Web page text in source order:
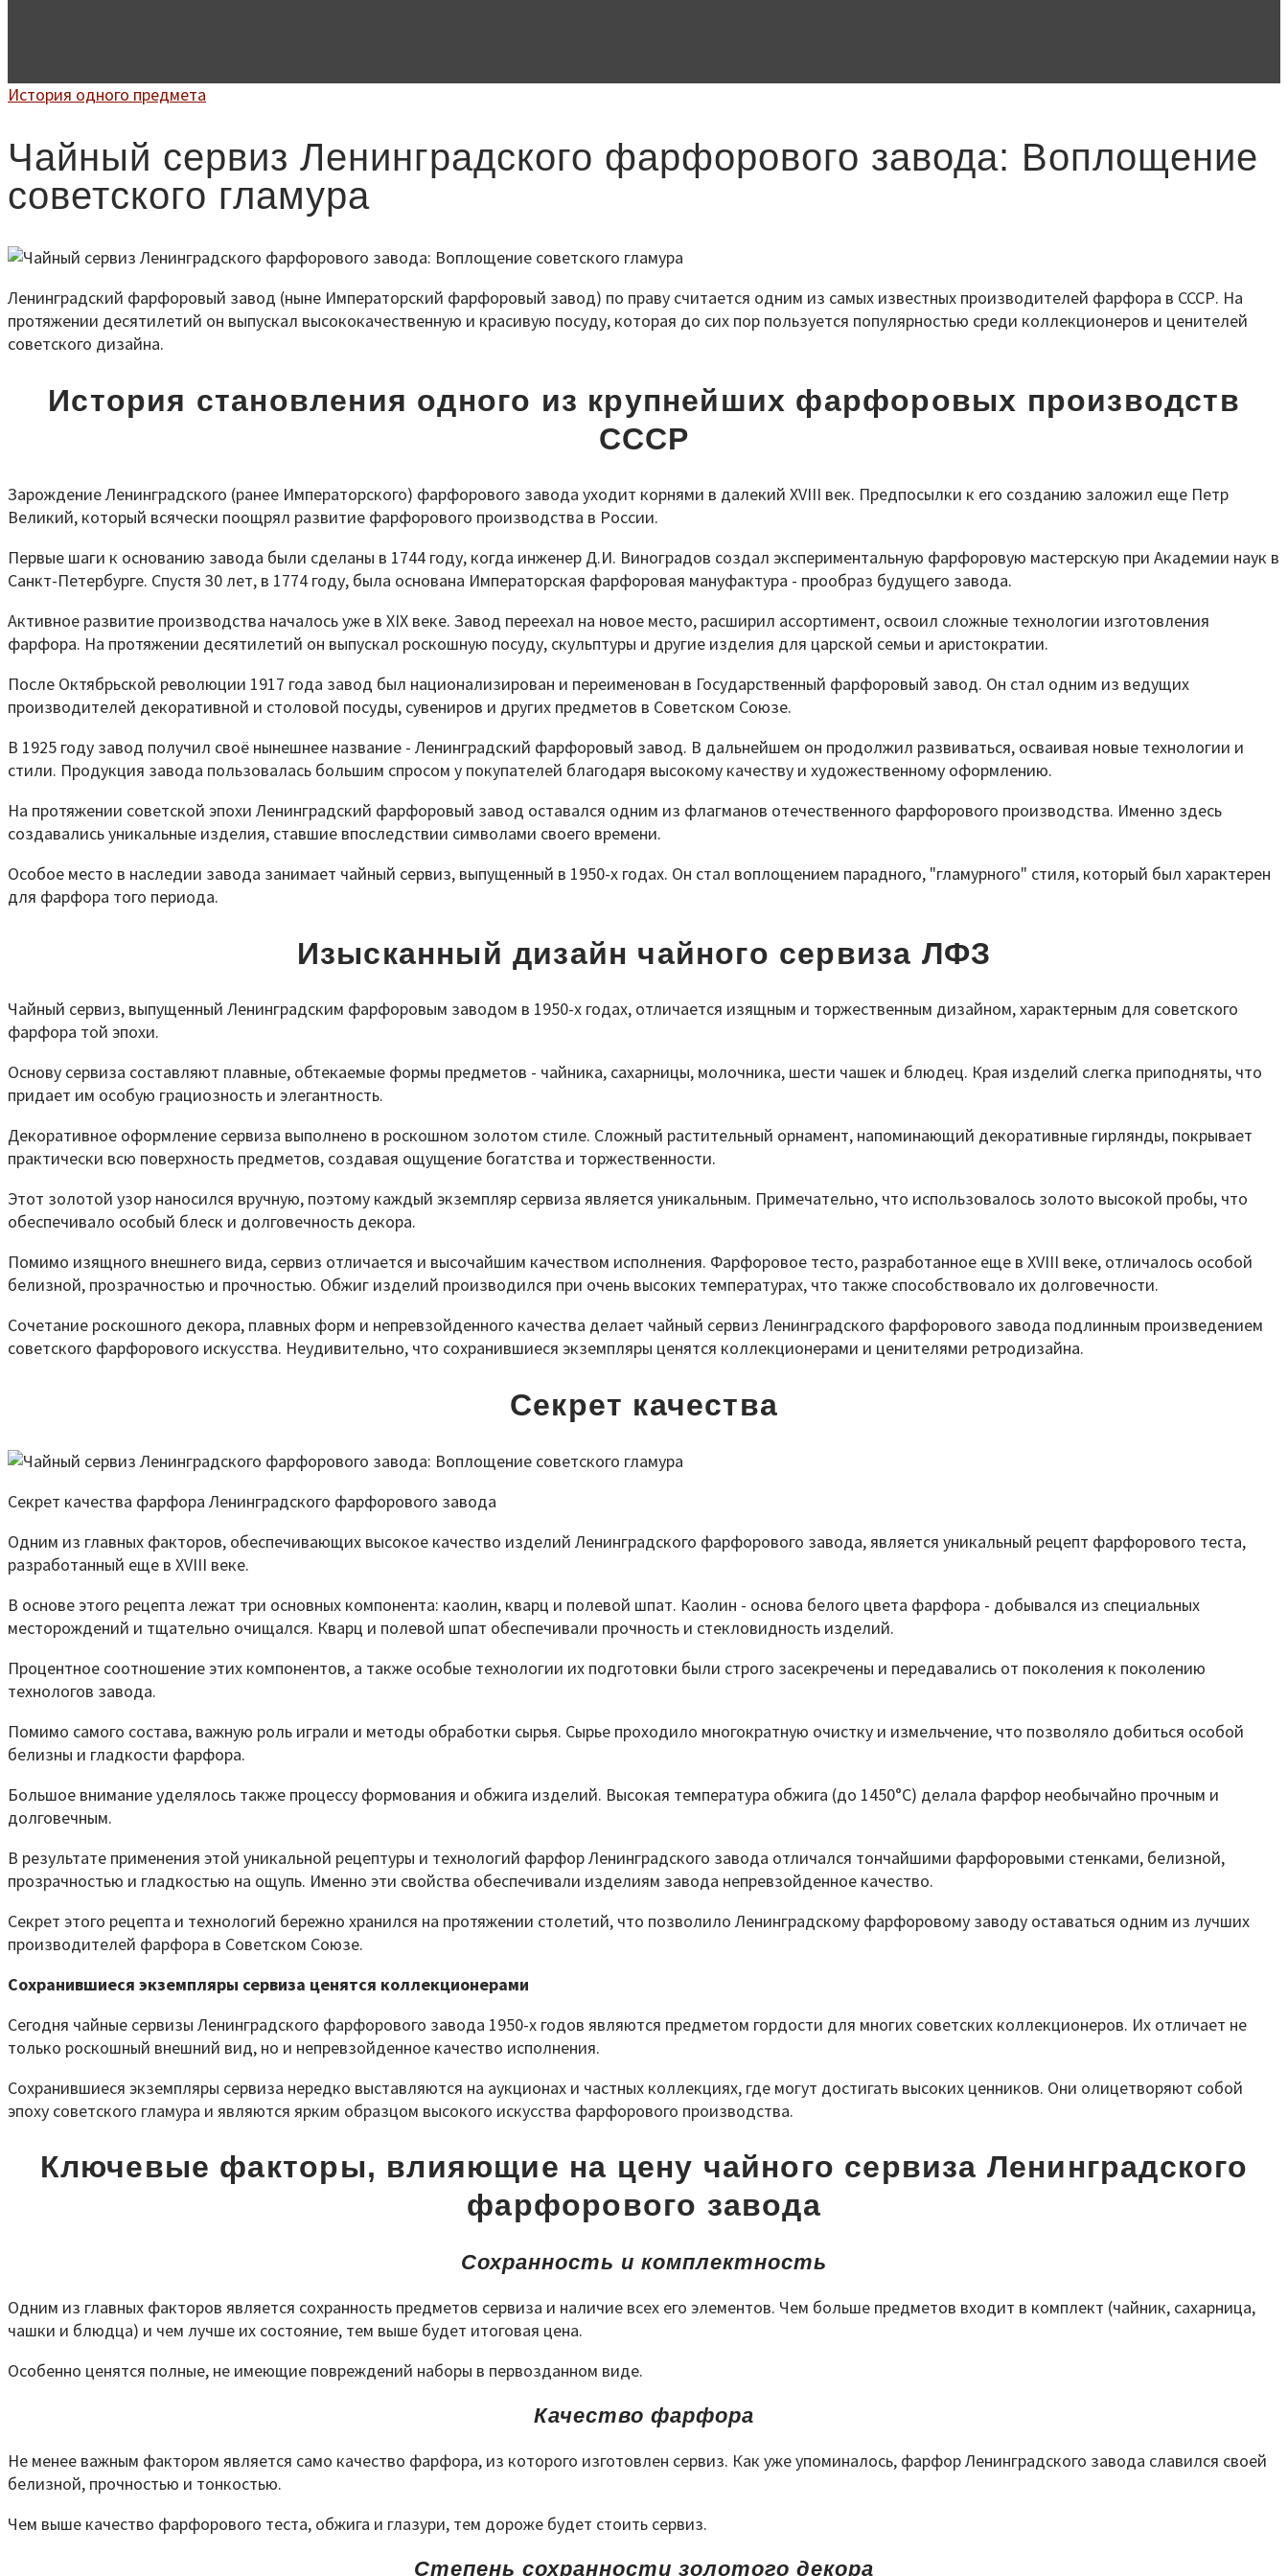
История одного предмета
Чайный сервиз Ленинградского фарфорового завода: Воплощение
советского гламура
Ленинградский фарфоровый завод (ныне Императорский фарфоровый завод) по праву считается одним из самых известных производителей фарфора в СССР. На
протяжении десятилетий он выпускал высококачественную и красивую посуду, которая до сих пор пользуется популярностью среди коллекционеров и ценителей
советского дизайна.
История становления одного из крупнейших фарфоровых производств
СССР
Зарождение Ленинградского (ранее Императорского) фарфорового завода уходит корнями в далекий XVIII век. Предпосылки к его созданию заложил еще Петр
Великий, который всячески поощрял развитие фарфорового производства в России.
Первые шаги к основанию завода были сделаны в 1744 году, когда инженер Д.И. Виноградов создал экспериментальную фарфоровую мастерскую при Академии наук в
Санкт-Петербурге. Спустя 30 лет, в 1774 году, была основана Императорская фарфоровая мануфактура - прообраз будущего завода.
Активное развитие производства началось уже в XIX веке. Завод переехал на новое место, расширил ассортимент, освоил сложные технологии изготовления
фарфора. На протяжении десятилетий он выпускал роскошную посуду, скульптуры и другие изделия для царской семьи и аристократии.
После Октябрьской революции 1917 года завод был национализирован и переименован в Государственный фарфоровый завод. Он стал одним из ведущих
производителей декоративной и столовой посуды, сувениров и других предметов в Советском Союзе.
В 1925 году завод получил своё нынешнее название - Ленинградский фарфоровый завод. В дальнейшем он продолжил развиваться, осваивая новые технологии и
стили. Продукция завода пользовалась большим спросом у покупателей благодаря высокому качеству и художественному оформлению.
На протяжении советской эпохи Ленинградский фарфоровый завод оставался одним из флагманов отечественного фарфорового производства. Именно здесь
создавались уникальные изделия, ставшие впоследствии символами своего времени.
Особое место в наследии завода занимает чайный сервиз, выпущенный в 1950-х годах. Он стал воплощением парадного, "гламурного" стиля, который был характерен
для фарфора того периода.
Изысканный дизайн чайного сервиза ЛФЗ
Чайный сервиз, выпущенный Ленинградским фарфоровым заводом в 1950-х годах, отличается изящным и торжественным дизайном, характерным для советского
фарфора той эпохи.
Основу сервиза составляют плавные, обтекаемые формы предметов - чайника, сахарницы, молочника, шести чашек и блюдец. Края изделий слегка приподняты, что
придает им особую грациозность и элегантность.
Декоративное оформление сервиза выполнено в роскошном золотом стиле. Сложный растительный орнамент, напоминающий декоративные гирлянды, покрывает
практически всю поверхность предметов, создавая ощущение богатства и торжественности.
Этот золотой узор наносился вручную, поэтому каждый экземпляр сервиза является уникальным. Примечательно, что использовалось золото высокой пробы, что
обеспечивало особый блеск и долговечность декора.
Помимо изящного внешнего вида, сервиз отличается и высочайшим качеством исполнения. Фарфоровое тесто, разработанное еще в XVIII веке, отличалось особой
белизной, прозрачностью и прочностью. Обжиг изделий производился при очень высоких температурах, что также способствовало их долговечности.
Сочетание роскошного декора, плавных форм и непревзойденного качества делает чайный сервиз Ленинградского фарфорового завода подлинным произведением
советского фарфорового искусства. Неудивительно, что сохранившиеся экземпляры ценятся коллекционерами и ценителями ретродизайна.
Секрет качества
Секрет качества фарфора Ленинградского фарфорового завода
Одним из главных факторов, обеспечивающих высокое качество изделий Ленинградского фарфорового завода, является уникальный рецепт фарфорового теста,
разработанный еще в XVIII веке.
В основе этого рецепта лежат три основных компонента: каолин, кварц и полевой шпат. Каолин - основа белого цвета фарфора - добывался из специальных
месторождений и тщательно очищался. Кварц и полевой шпат обеспечивали прочность и стекловидность изделий.
Процентное соотношение этих компонентов, а также особые технологии их подготовки были строго засекречены и передавались от поколения к поколению
технологов завода.
Помимо самого состава, важную роль играли и методы обработки сырья. Сырье проходило многократную очистку и измельчение, что позволяло добиться особой
белизны и гладкости фарфора.
Большое внимание уделялось также процессу формования и обжига изделий. Высокая температура обжига (до 1450°C) делала фарфор необычайно прочным и
долговечным.
В результате применения этой уникальной рецептуры и технологий фарфор Ленинградского завода отличался тончайшими фарфоровыми стенками, белизной,
прозрачностью и гладкостью на ощупь. Именно эти свойства обеспечивали изделиям завода непревзойденное качество.
Секрет этого рецепта и технологий бережно хранился на протяжении столетий, что позволило Ленинградскому фарфоровому заводу оставаться одним из лучших
производителей фарфора в Советском Союзе.
Сохранившиеся экземпляры сервиза ценятся коллекционерами
Сегодня чайные сервизы Ленинградского фарфорового завода 1950-х годов являются предметом гордости для многих советских коллекционеров. Их отличает не
только роскошный внешний вид, но и непревзойденное качество исполнения.
Сохранившиеся экземпляры сервиза нередко выставляются на аукционах и частных коллекциях, где могут достигать высоких ценников. Они олицетворяют собой
эпоху советского гламура и являются ярким образцом высокого искусства фарфорового производства.
Ключевые факторы, влияющие на цену чайного сервиза Ленинградского
фарфорового завода
Сохранность и комплектность
Одним из главных факторов является сохранность предметов сервиза и наличие всех его элементов. Чем больше предметов входит в комплект (чайник, сахарница,
чашки и блюдца) и чем лучше их состояние, тем выше будет итоговая цена.
Особенно ценятся полные, не имеющие повреждений наборы в первозданном виде.
Качество фарфора
Не менее важным фактором является само качество фарфора, из которого изготовлен сервиз. Как уже упоминалось, фарфор Ленинградского завода славился своей
белизной, прочностью и тонкостью.
Чем выше качество фарфорового теста, обжига и глазури, тем дороже будет стоить сервиз.
Степень сохранности золотого декора